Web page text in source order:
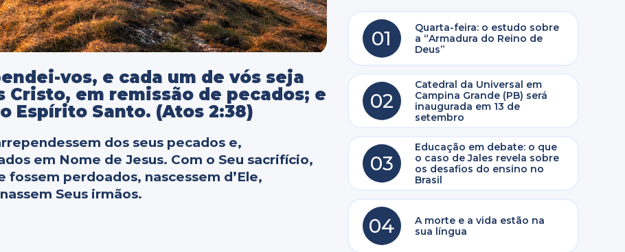
vos, e cada um de vós seja
Cristo, em remissão de pecados; e
Espírito Santo. (Atos 2:38)
dos seus pecados e,
em Nome de Jesus. Com o Seu sacrifício,
fossem perdoados, nascessem d’Ele,
Seus irmãos.
01
Quarta-feira: o estudo sobre
a “Armadura do Reino de
Deus”
02
Catedral da Universal em
Campina Grande (PB) será
inaugurada em 13 de
setembro
03
Educação em debate: o que
o caso de Jales revela sobre
os desafios do ensino no
Brasil
04
A morte e a vida estão na
sua língua